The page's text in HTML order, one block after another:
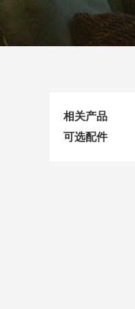
相关产品
可选配件